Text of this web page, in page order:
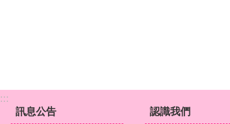
:::
訊息公告
認識我們